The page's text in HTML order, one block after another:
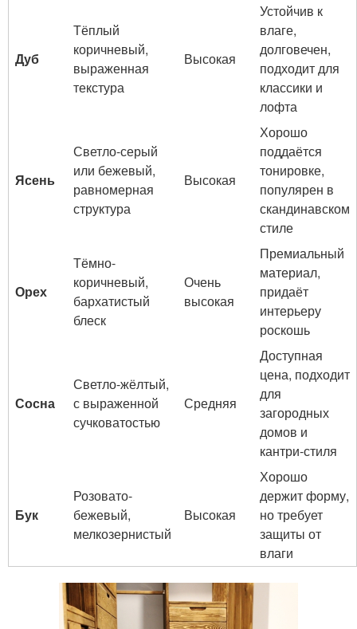
Дуб
Тёплый
коричневый,
выраженная
текстура
Высокая
Устойчив к
влаге,
долговечен,
подходит для
классики и
лофта
Ясень
Светло-серый
или бежевый,
равномерная
структура
Высокая
Хорошо
поддаётся
тонировке,
популярен в
скандинавском
стиле
Орех
Тёмно-
коричневый,
бархатистый
блеск
Очень
высокая
Премиальный
материал,
придаёт
интерьеру
роскошь
Сосна
Светло-жёлтый,
с выраженной
сучковатостью
Средняя
Доступная
цена, подходит
для
загородных
домов и
кантри-стиля
Бук
Розовато-
бежевый,
мелкозернистый
Высокая
Хорошо
держит форму,
но требует
защиты от
влаги